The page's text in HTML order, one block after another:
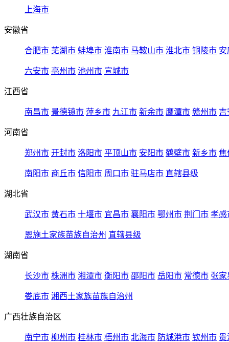
上海市
安徽省
合肥市 芜湖市 蚌埠市 淮南市 马鞍山市 淮北市 铜陵市 安
六安市 亳州市 池州市 宣城市
江西省
南昌市 景德镇市 萍乡市 九江市 新余市 鹰潭市 赣州市 吉
河南省
郑州市 开封市 洛阳市 平顶山市 安阳市 鹤壁市 新乡市 焦
南阳市 商丘市 信阳市 周口市 驻马店市 直辖县级
湖北省
武汉市 黄石市 十堰市 宜昌市 襄阳市 鄂州市 荆门市 孝感
恩施土家族苗族自治州 直辖县级
湖南省
长沙市 株洲市 湘潭市 衡阳市 邵阳市 岳阳市 常德市 张家
娄底市 湘西土家族苗族自治州
广西壮族自治区
南宁市 柳州市 桂林市 梧州市 北海市 防城港市 钦州市 贵